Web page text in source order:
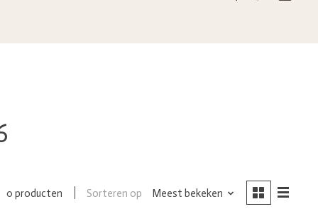
0 producten Sorteren op Meest bekeken